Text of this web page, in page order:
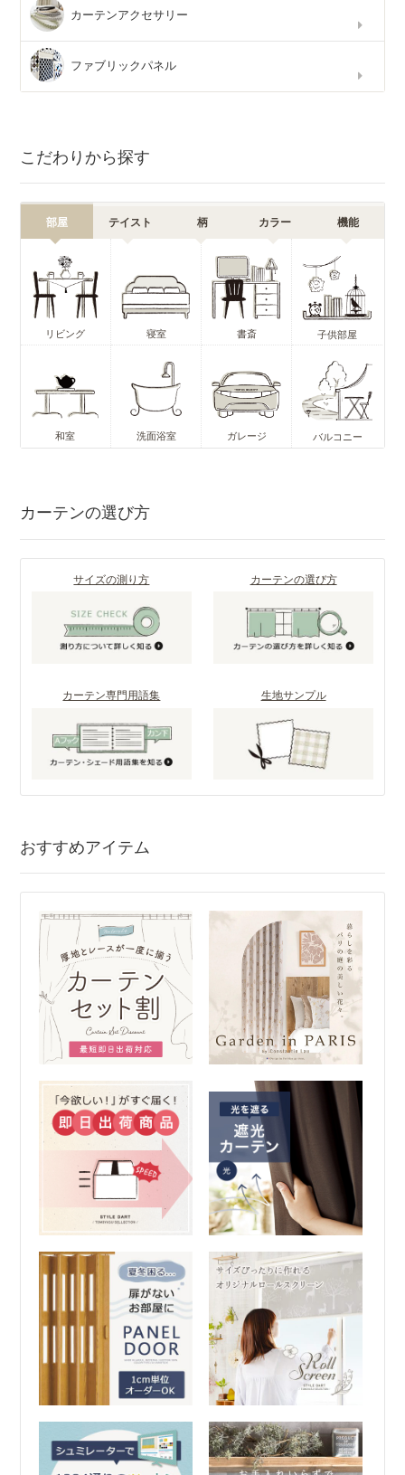
カーテンアクセサリー
ファブリックパネル
こだわりから探す
部屋 テイスト 柄 カラー 機能
リビング 寝室 書斎 子供部屋
和室 洗面浴室 ガレージ バルコニー
カーテンの選び方
サイズの測り方 カーテンの選び方
カーテン専門用語集 生地サンプル
おすすめアイテム